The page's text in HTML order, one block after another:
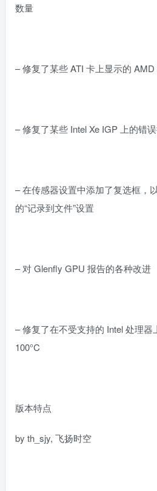
数量
– 修复了某些 ATI 卡上显示的
– 修复了某些 Intel Xe IGP 上的错
– 在传感器设置中添加了复选框，
的“记录到文件”设置
– 对 Glenfly GPU 报告的各种改进
– 修复了在不受支持的 Intel 处理器
100°C
版本特点
by th_sjy, 飞扬时空